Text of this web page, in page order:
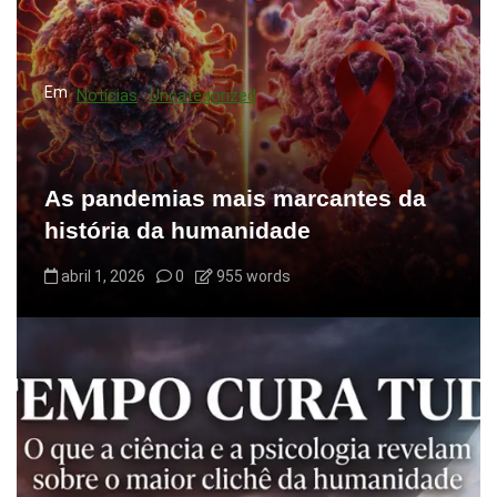
t
s
Em Notícias Uncategorized
As pandemias mais marcantes da
história da humanidade
abril 1, 2026 0 955 words